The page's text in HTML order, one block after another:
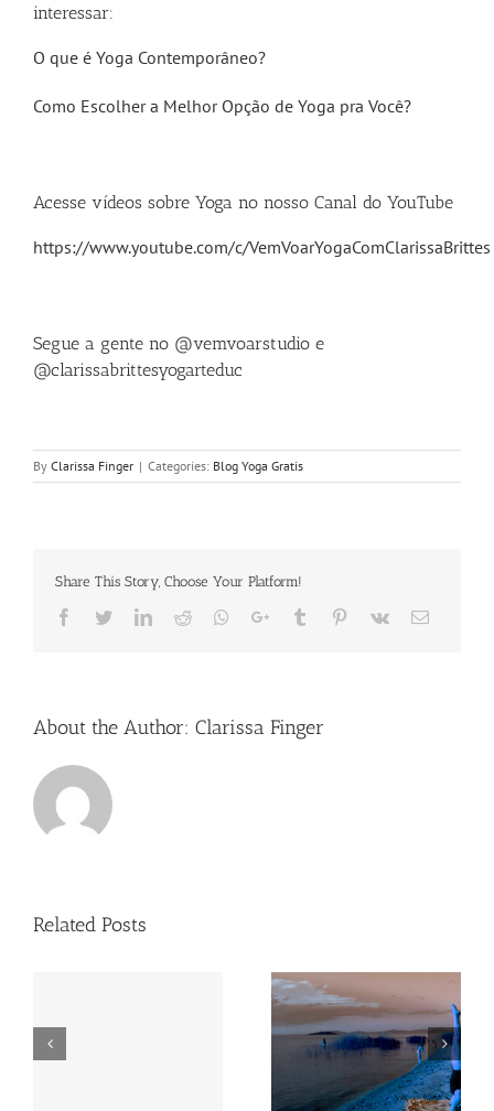
interessar:
O que é Yoga Contemporâneo?
Como Escolher a Melhor Opção de Yoga pra Você?
Acesse vídeos sobre Yoga no nosso Canal do YouTube
https://www.youtube.com/c/VemVoarYogaComClarissaBrittes
Segue a gente no @vemvoarstudio e
@clarissabrittesyogarteduc
By Clarissa Finger | Categories: Blog Yoga Gratis
Share This Story, Choose Your Platform!
Facebook
TwitterLinkedIn
Reddit Whatsapp
Google+Tumblr Pinterest
Vk Email
About the Author: Clarissa Finger
Related Posts